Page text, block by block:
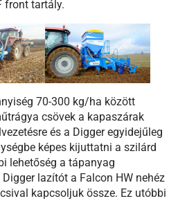
front tartály.
70-300 kg/ha között
csövek a kapaszárak
és a Digger egyidejűleg
képes kijuttatni a szilárd
lehetőség a tápanyag
lazítót a Falcon HW nehéz
kapcsoljuk össze. Ez utóbbi